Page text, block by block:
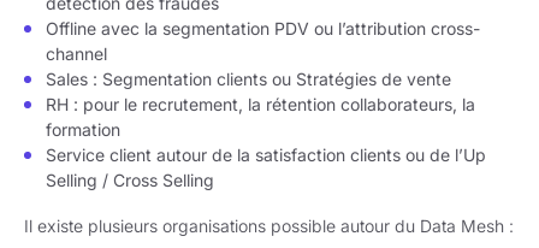
Offline avec la segmentation PDV ou l’attribution cross-
channel
Sales : Segmentation clients ou Stratégies de vente
RH : pour le recrutement, la rétention collaborateurs, la
formation
Service client autour de la satisfaction clients ou de l’Up
Selling / Cross Selling
Il existe plusieurs organisations possible autour du Data Mesh :